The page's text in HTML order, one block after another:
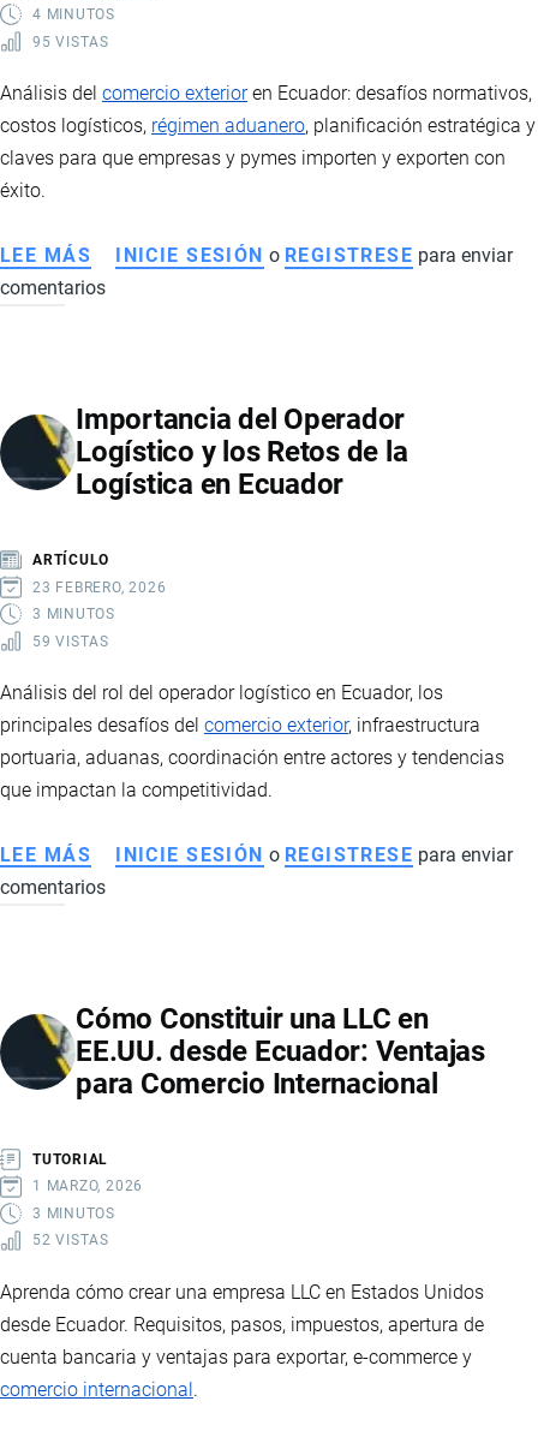
QUÉ
ES
PARA
EMPRESAS
4 MINUTOS
95 VISTAS
Análisis del comercio exterioren Ecuador: desafíos normativos,
costos logísticos, régimen aduanero, planificación estratégica y
claves para que empresas y pymes importen y exporten con
éxito.
LEE MÁS SOBRE
COMERCIO
DESAFÍOS,
COSTOS
Y
IMPORTAR
Y
EXPORTAR
INICIE SESIÓN o REGISTRESE para enviar
comentarios
Importancia del Operador
Logístico y los Retos de la
Logística en Ecuador
ARTÍCULO
23 FEBRERO, 2026
3 MINUTOS
59 VISTAS
Análisis del rol del operador logístico en Ecuador, los
principales desafíos del comercio exterior, infraestructura
portuaria, aduanas, coordinación entre actores y tendencias
que impactan la competitividad.
LEE MÁS SOBRE
IMPORTANCIA
Y
LOS
RETOS
LOGÍSTICA
EN
ECUADOR
INICIE SESIÓN o REGISTRESE para enviar
comentarios
Cómo Constituir una LLC en
EE.UU. desde Ecuador: Ventajas
para Comercio Internacional
TUTORIAL
1 MARZO, 2026
3 MINUTOS
52 VISTAS
Aprenda cómo crear una empresa LLC en Estados Unidos
desde Ecuador. Requisitos, pasos, impuestos, apertura de
cuenta bancaria y ventajas para exportar, e-commerce y
comercio internacional.